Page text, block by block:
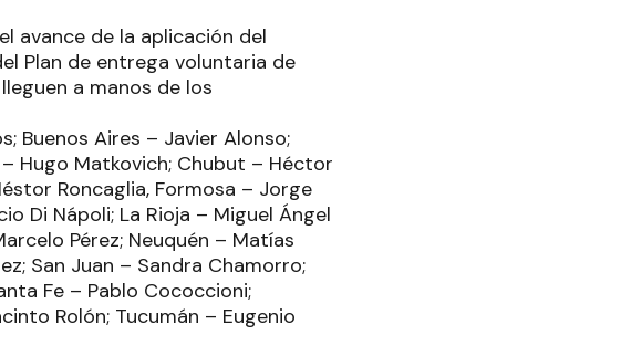
avance de la aplicación del
Plan de entrega voluntaria de
a manos de los
Buenos Aires – Javier Alonso;
Hugo Matkovich; Chubut – Héctor
Roncaglia, Formosa – Jorge
Di Nápoli; La Rioja – Miguel Ángel
Pérez; Neuquén – Matías
San Juan – Sandra Chamorro;
Fe – Pablo Cococcioni;
Rolón; Tucumán – Eugenio